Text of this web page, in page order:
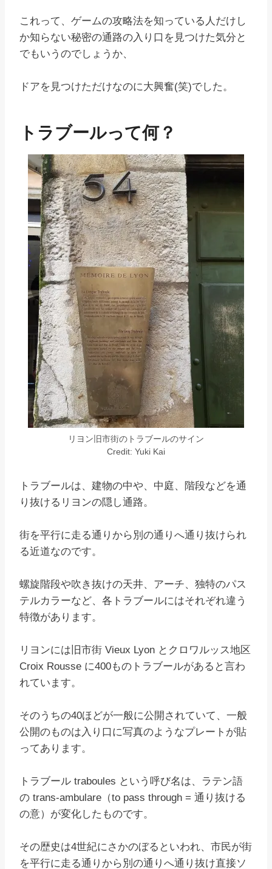
これって、ゲームの攻略法を知っている人だけし
か知らない秘密の通路の入り口を見つけた気分と
でもいうのでしょうか、
ドアを見つけただけなのに大興奮(笑)でした。
トラブールって何？
リヨン旧市街のトラブールのサイン
Credit: Yuki Kai
トラブールは、建物の中や、中庭、階段などを通
り抜けるリヨンの隠し通路。
街を平行に走る通りから別の通りへ通り抜けられ
る近道なのです。
螺旋階段や吹き抜けの天井、アーチ、独特のパス
テルカラーなど、各トラブールにはそれぞれ違う
特徴があります。
リヨンには旧市街 Vieux Lyon とクロワルッス地区
Croix Rousse に400ものトラブールがあると言わ
れています。
そのうちの40ほどが一般に公開されていて、一般
公開のものは入り口に写真のようなプレートが貼
ってあります。
トラブール traboules という呼び名は、ラテン語
の trans-ambulare（to pass through = 通り抜ける
の意）が変化したものです。
その歴史は4世紀にさかのぼるといわれ、市民が街
を平行に走る通りから別の通りへ通り抜け直接ソ